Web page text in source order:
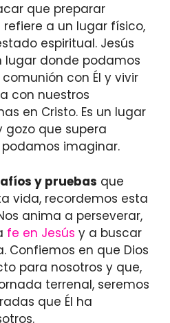
que preparar
a un lugar físico,
espiritual. Jesús
lugar donde podamos
con Él y vivir
con nuestros
en Cristo. Es un lugar
gozo que supera
imaginar.
y pruebas que
vida, recordemos esta
anima a perseverar,
fe en Jesús y a buscar
Confiemos en que Dios
para nosotros y que,
terrenal, seremos
que Él ha